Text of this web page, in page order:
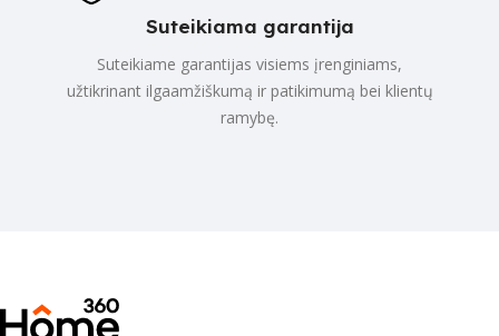
Suteikiama garantija
Suteikiame garantijas visiems įrenginiams,
užtikrinant ilgaamžiškumą ir patikimumą bei klientų
ramybę.